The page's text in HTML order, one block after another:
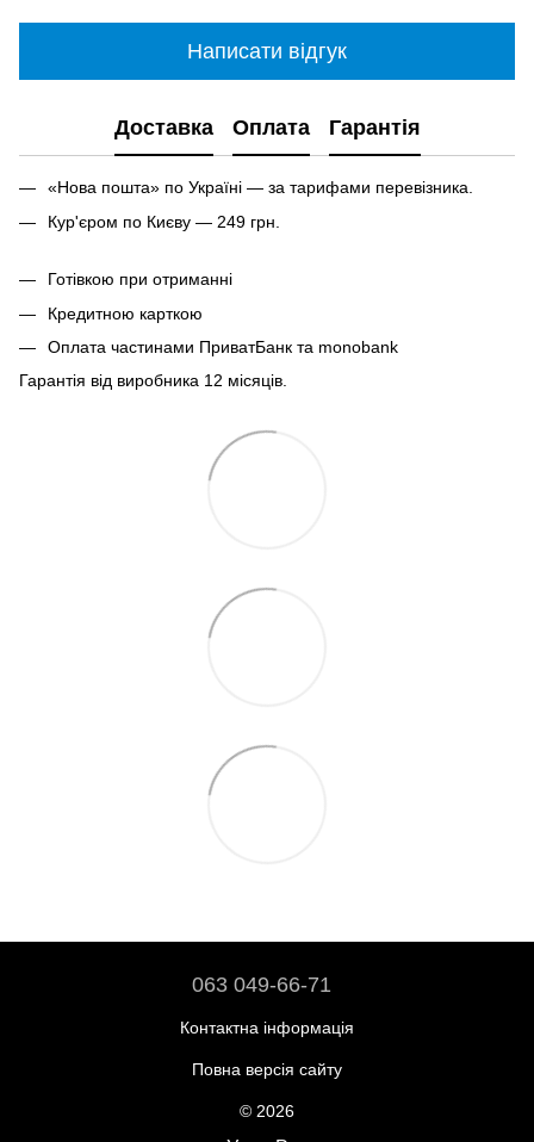
Написати відгук
Доставка Оплата Гарантія
«Нова пошта» по Україні — за тарифами перевізника.
Кур'єром по Києву — 249 грн.
Готівкою при отриманні
Кредитною карткою
Оплата частинами ПриватБанк та monobank
Гарантія від виробника 12 місяців.
063 049-66-71
Контактна інформація
Повна версія сайту
© 2026